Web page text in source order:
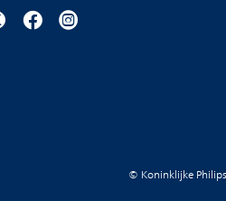
© Koninklijke